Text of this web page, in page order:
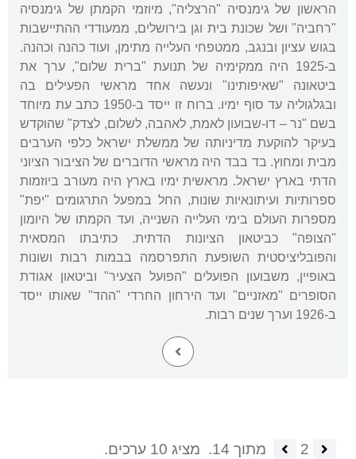
הראשון של גימנסיה "הרצליה", מיוזמי הקמתן של גימנסיה
"רחביה" ושל שכונת בית וגן בירושלים, ממעודדי ההתיישבות
בגוש עציון ובנגב, ממטפחי העלייה מתימן, ועוד כהנה וכהנה.
ב-1925 היה ממקימיה של תנועת "ברית שלום", ערך את
ביטאונה "שאיפותינו" ונעשה אחד מראשי הפעילים בה
ובגלגוליה עד סוף ימיו. ברוח זו ייסד ב-1950 כתב עת מיוחד
בשם "נר – דו-שבועון לאמת, לאהבה, לשלום, לצדק" שהוקדש
בעיקר להוקעת מדיניותה של ממשלת ישראל כלפי הערבים
מבית ומחוץ. בד בבד היה מראשי הדוברים של הציבור הציוני
הדתי בארץ ישראל. מראשית ימיו בארץ היה מעורב ביוזמות
ספרותיות ועיתונאיות שונות, החל במפעל התרגומים "יפת"
מספרות העולם בימי העלייה השנייה, ועד הקמתו של היומון
"הצופה" כביטאון הציונות הדתית. כתיבתו המסאית
והפובליציסטית השופעת התפרסמה בבמות רבות ושונות
באופיין, משבועון הפועלים "הפועל הצעיר" וביטאון אגודת
הסופרים "מאזניים" ועד הירחון החרדי "ההד" שאותו ייסד
ב-1926 וערך שנים רבות.
2 מתוך 14. מציג 10 ערכים.